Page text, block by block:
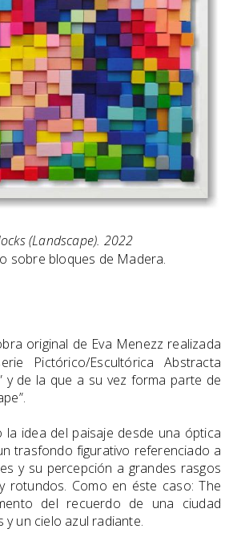
(Landscape). 2022
sobre bloques de Madera.
original de Eva Menezz realizada
Pictórico/Escultórica Abstracta
y de la que a su vez forma parte de
idea del paisaje desde una óptica
trasfondo figurativo referenciado a
y su percepción a grandes rasgos
rotundos. Como en éste caso: The
del recuerdo de una ciudad
y un cielo azul radiante.